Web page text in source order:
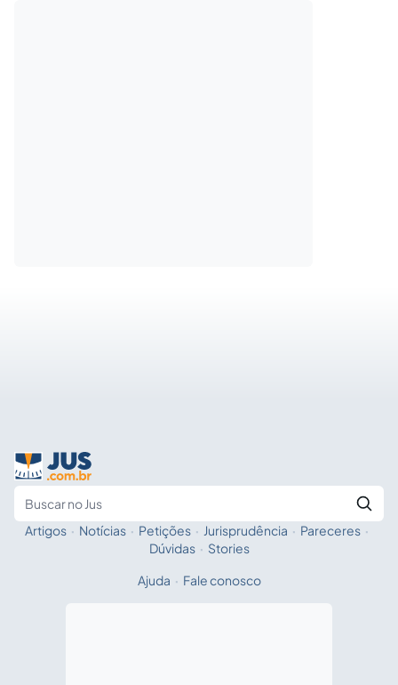
Fale com a IA
Artigos · Notícias · Petições · Jurisprudência · Pareceres ·
Dúvidas · Stories
Ajuda · Fale conosco